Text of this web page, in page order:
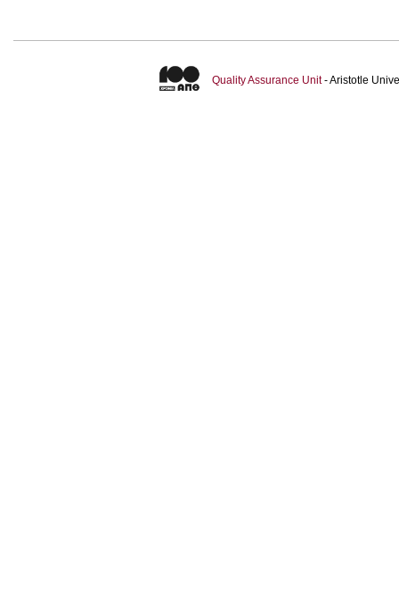
Quality Assurance Unit- Aristotle